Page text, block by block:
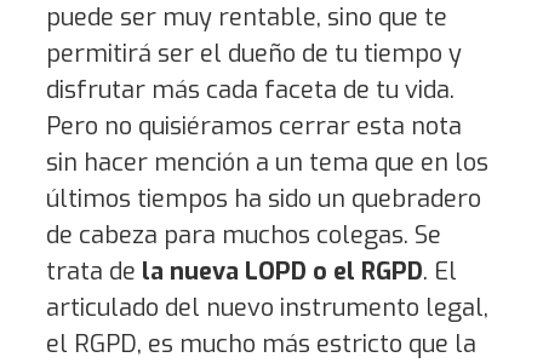
puede ser muy rentable, sino que te
permitirá ser el dueño de tu tiempo y
disfrutar más cada faceta de tu vida.
Pero no quisiéramos cerrar esta nota
sin hacer mención a un tema que en los
últimos tiempos ha sido un quebradero
de cabeza para muchos colegas. Se
trata de la nueva LOPD o el RGPD. El
articulado del nuevo instrumento legal,
el RGPD, es mucho más estricto que la